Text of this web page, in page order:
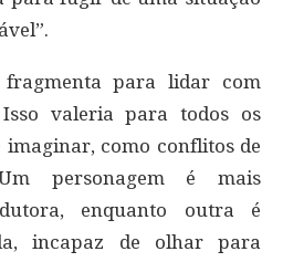
fragmenta para lidar com
Isso valeria para todos os
imaginar, como conflitos de
personagem é mais
enquanto outra é
incapaz de olhar para